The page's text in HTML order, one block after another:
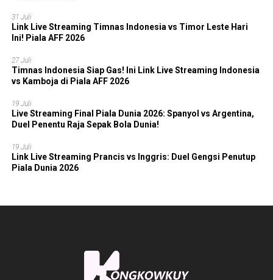
31 Juli
Link Live Streaming Timnas Indonesia vs Timor Leste Hari
Ini! Piala AFF 2026
27 Juli
Timnas Indonesia Siap Gas! Ini Link Live Streaming Indonesia
vs Kamboja di Piala AFF 2026
19 Juli
Live Streaming Final Piala Dunia 2026: Spanyol vs Argentina,
Duel Penentu Raja Sepak Bola Dunia!
19 Juli
Link Live Streaming Prancis vs Inggris: Duel Gengsi Penutup
Piala Dunia 2026